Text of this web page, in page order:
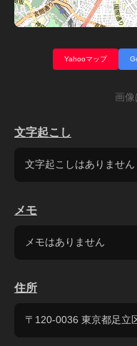
Yahooマップ
画像
文字起こし
文字起こしはありません
メモ
メモはありません
住所
〒120-0036 東京都足立